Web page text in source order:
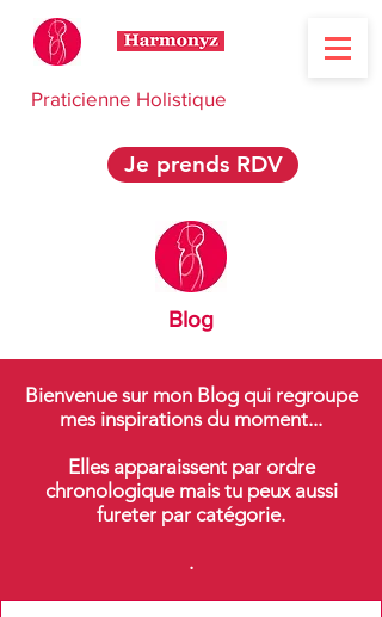
Je prends RDV
Praticienne Holistique
Blog
Bienvenue sur mon Blog qui regroupe
mes inspirations du moment...
Elles apparaissent par ordre
chronologique mais tu peux aussi
fureter par catégorie.
.